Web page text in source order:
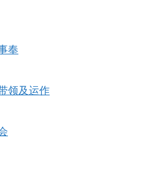
奉
领及运作